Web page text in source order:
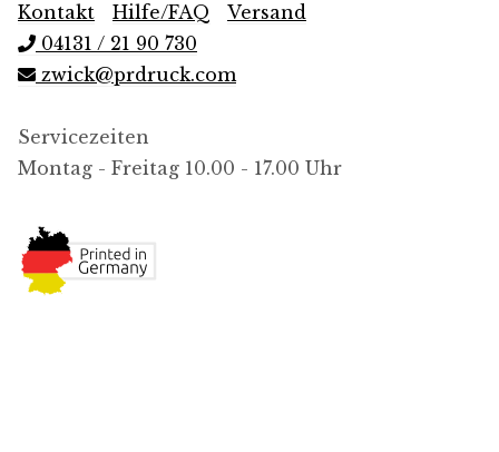
Kontakt Hilfe/FAQ
Versand
04131 / 21 90 730
zwick@prdruck.com
Servicezeiten
Montag - Freitag 10.00 - 17.00 Uhr